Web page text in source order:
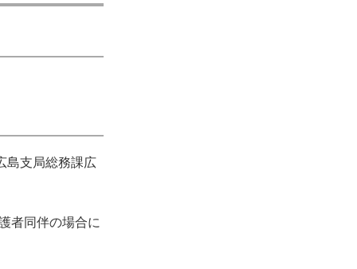
島支局総務課広
者同伴の場合に